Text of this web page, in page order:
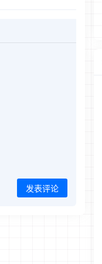
发表评论